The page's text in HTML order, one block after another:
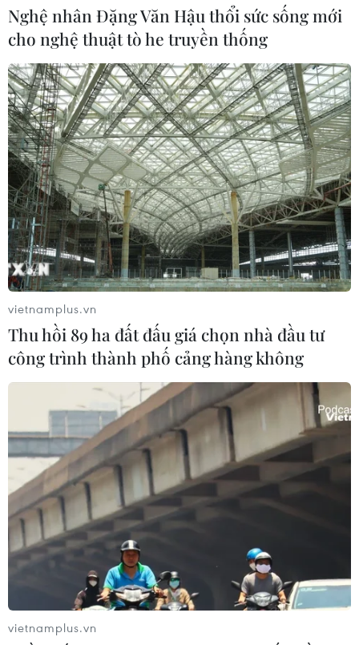
#Đức mẹ #Nhà thờ Chính tòa Bùi Chu
#Nhà thờ
#Nhà thờ Lớn Hà Nội
#Nhà thờ Đức Bà
Nam Định
Ninh Bình
Theo dõi VietnamPlus
TIN LIÊN QUAN
Tổng đại diện Giáo phận Bùi Chu lên tiếng
về việc đại tu nhà thờ
Nghệ nhân Đặng Văn Hậu thổi sức sống mới
cho nghệ thuật tò he truyền thống
vietnamplus.vn
Thu hồi 89 ha đất đấu giá chọn nhà đầu tư
công trình thành phố cảng hàng không
vietnamplus.vn